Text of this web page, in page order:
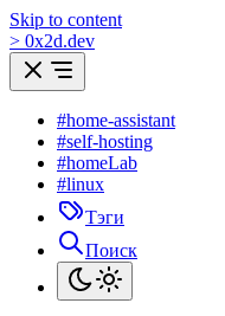
Skip to content
> 0x2d.dev
#home-assistant
#self-hosting
#homeLab
#linux
Тэги
Поиск